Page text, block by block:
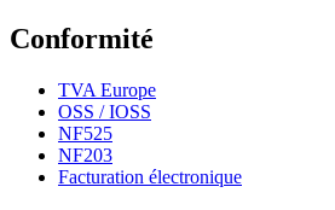
Conformité
TVA Europe
OSS / IOSS
NF525
NF203
Facturation électronique